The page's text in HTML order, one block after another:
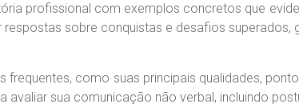
profissional com exemplos concretos que
sobre conquistas e desafios
frequentes, como suas principais qualidades,
avaliar sua comunicação não verbal, incluindo